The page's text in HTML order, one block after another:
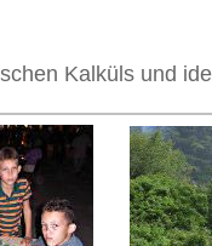
Kalküls und